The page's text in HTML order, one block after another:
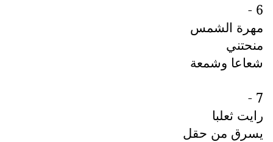
6 -
مهرة الشمس
منحتني
شعاعا وشمعة
7 -
رايت ثعلبا
يسرق من حقل